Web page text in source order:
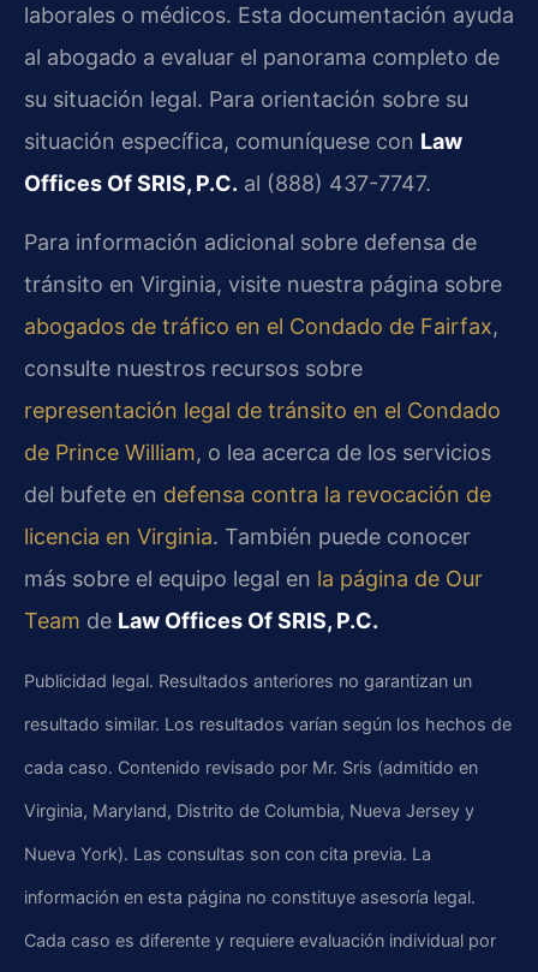
laborales o médicos. Esta documentación ayuda
al abogado a evaluar el panorama completo de
su situación legal. Para orientación sobre su
situación específica, comuníquese con Law
Offices Of SRIS, P.C. al (888) 437-7747.
Para información adicional sobre defensa de
tránsito en Virginia, visite nuestra página sobre
abogados de tráfico en el Condado de Fairfax,
consulte nuestros recursos sobre
representación legal de tránsito en el Condado
de Prince William, o lea acerca de los servicios
del bufete en defensa contra la revocación de
licencia en Virginia. También puede conocer
más sobre el equipo legal en la página de Our
Team de Law Offices Of SRIS, P.C.
Publicidad legal. Resultados anteriores no garantizan un
resultado similar. Los resultados varían según los hechos de
cada caso. Contenido revisado por Mr. Sris (admitido en
Virginia, Maryland, Distrito de Columbia, Nueva Jersey y
Nueva York). Las consultas son con cita previa. La
información en esta página no constituye asesoría legal.
Cada caso es diferente y requiere evaluación individual por